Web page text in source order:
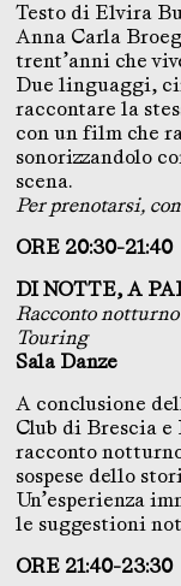
Testo di Elvira
Anna Carla
trent’anni che
Due linguaggi,
raccontare la
con un film che
sonorizzandolo
scena.
Per prenotarsi,
ORE 20:30-21:40
DI NOTTE, A
Racconto
Touring
Sala Danze
A conclusione
Club di Brescia e
racconto
sospese dello
Un’esperienza
le suggestioni
ORE 21:40-23:30